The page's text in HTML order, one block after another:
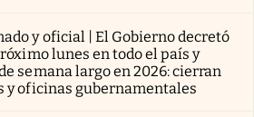
y oficial | El Gobierno decretó
lunes en todo el país y
semana largo en 2026: cierran
y oficinas gubernamentales